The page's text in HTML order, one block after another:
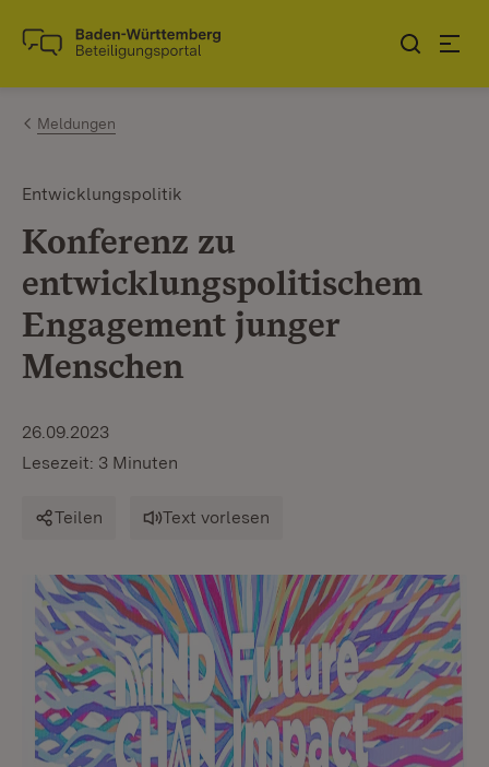
Zum Inhalt springen
Link zur Startseite
Meldungen
Entwicklungspolitik
Konferenz zu
entwicklungspolitischem
Engagement junger
Menschen
26.09.2023
Lesezeit: 3 Minuten
Teilen Text vorlesen